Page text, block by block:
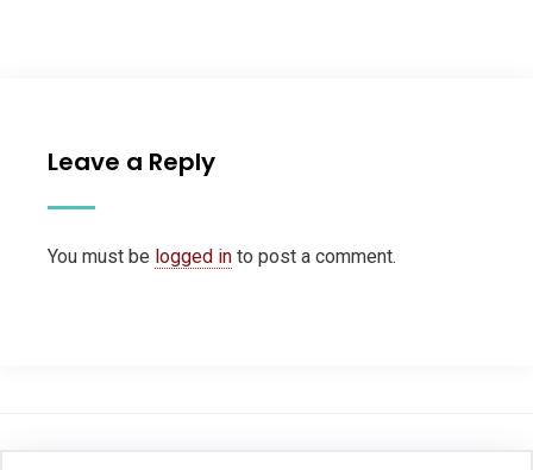
Leave a Reply
You must be logged in to post a comment.